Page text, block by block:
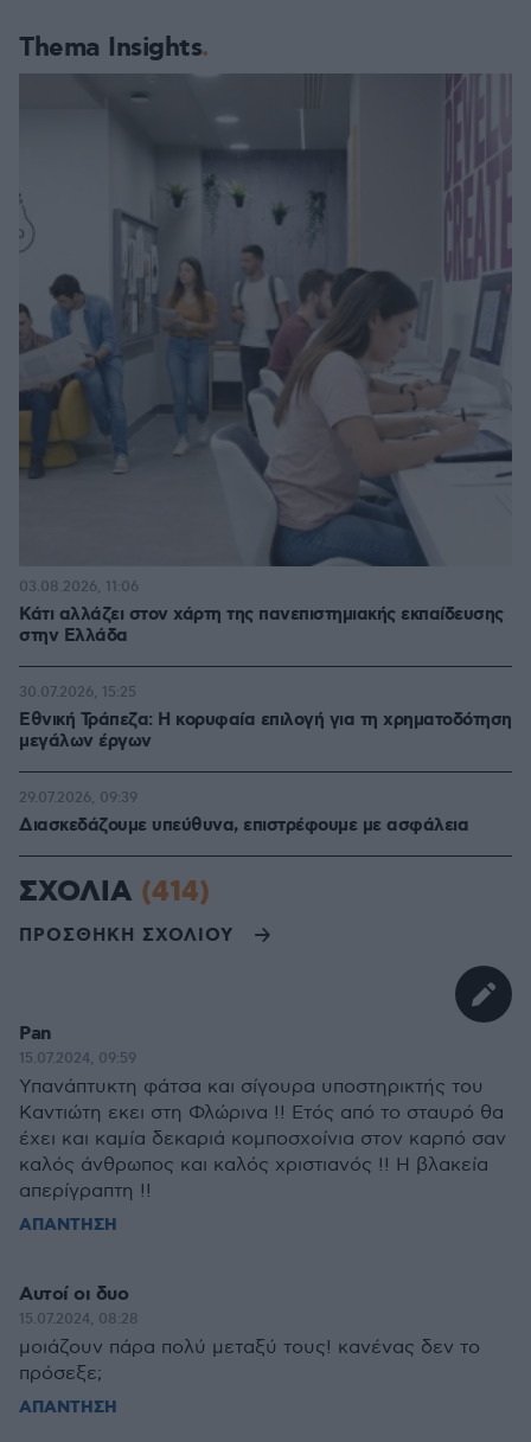
Thema Insights
Κάτι αλλάζει στον χάρτη της πανεπιστημιακής εκπαίδευσης
στην Ελλάδα
03.08.2026, 11:06
Εθνική Τράπεζα: Η κορυφαία επιλογή για τη χρηματοδότηση
μεγάλων έργων
30.07.2026, 15:25
Διασκεδάζουμε υπεύθυνα, επιστρέφουμε με ασφάλεια
29.07.2026, 09:39
ΣΧΟΛΙΑ (414)
ΠΡΟΣΘΗΚΗ ΣΧΟΛΙΟΥ
Pan
15.07.2024, 09:59
Υπανάπτυκτη φάτσα και σίγουρα υποστηρικτής του
Καντιώτη εκει στη Φλώρινα !! Ετός από το σταυρό θα
έχει και καμία δεκαριά κομποσχοίνια στον καρπό σαν
καλός άνθρωπος και καλός χριστιανός !! Η βλακεία
απερίγραπτη !!
ΑΠΑΝΤΗΣΗ
Αυτοί οι δυο
15.07.2024, 08:28
μοιάζουν πάρα πολύ μεταξύ τους! κανένας δεν το
πρόσεξε;
ΑΠΑΝΤΗΣΗ